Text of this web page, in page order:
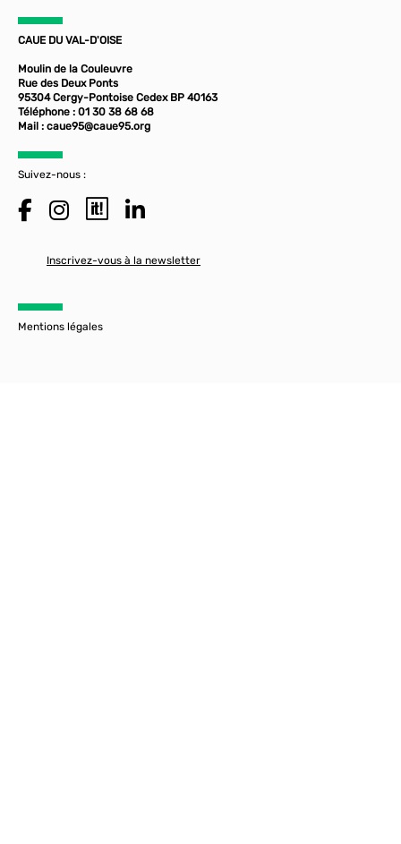
CAUE DU VAL-D'OISE
Moulin de la Couleuvre
Rue des Deux Ponts
95304 Cergy-Pontoise Cedex BP 40163
Téléphone : 01 30 38 68 68
Mail : caue95@caue95.org
Suivez-nous :
Inscrivez-vous à la newsletter
Mentions légales